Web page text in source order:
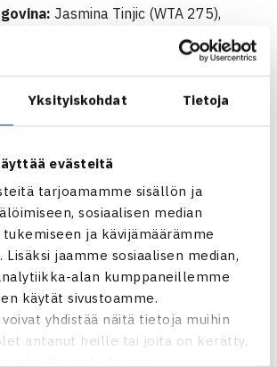
Yksityiskohdat Tietoja
evästeitä
tarjoamamme sisällön ja
sosiaalisen median
ja kävijämäärämme
Lisäksi jaamme sosiaalisen median,
alan kumppaneillemme
käytät sivustoamme.
yhdistää näitä tietoja muihin
antanut heille tai joita on kerätty,
Jasmina Tinjic (WTA 275),
(WTA 363), Ema Burgic (WTA 726),
(WTA 743) ja kapteeni Sonja Kovac
(WTA 105), Sofia Shapatava (WTA
Zerekidze
(WTA 327), Fatima El Allami (WTA
(WTA 681), Habiba Ifrakh (WTA 975) ja
Larcher de Brito (WTA 165), Maria
245), Magali de Lattre (WTA 383),